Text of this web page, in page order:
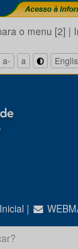
o menu [2] |
a- a
|